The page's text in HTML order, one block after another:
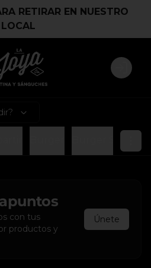
RETIRAR EN NUESTRO
LOCAL
Login
con tus
productos y
Únete